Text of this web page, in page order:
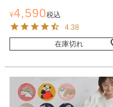
¥4,590税込
4.38
在庫切れ